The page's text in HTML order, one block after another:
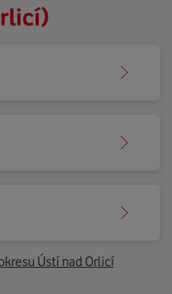
Ústí nad Orlicí